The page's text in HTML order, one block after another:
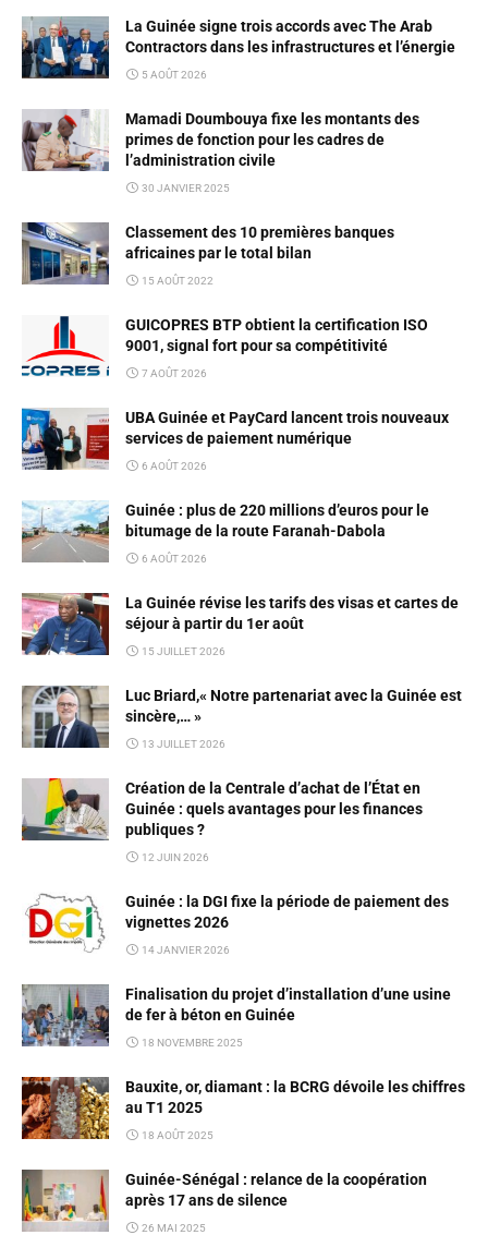
La Guinée signe trois accords avec The Arab
Contractors dans les infrastructures et l’énergie
5 AOÛT 2026
Mamadi Doumbouya fixe les montants des
primes de fonction pour les cadres de
l’administration civile
30 JANVIER 2025
Classement des 10 premières banques
africaines par le total bilan
15 AOÛT 2022
GUICOPRES BTP obtient la certification ISO
9001, signal fort pour sa compétitivité
7 AOÛT 2026
UBA Guinée et PayCard lancent trois nouveaux
services de paiement numérique
6 AOÛT 2026
Guinée : plus de 220 millions d’euros pour le
bitumage de la route Faranah-Dabola
6 AOÛT 2026
La Guinée révise les tarifs des visas et cartes de
séjour à partir du 1er août
15 JUILLET 2026
Luc Briard,« Notre partenariat avec la Guinée est
sincère,… »
13 JUILLET 2026
Création de la Centrale d’achat de l’État en
Guinée : quels avantages pour les finances
publiques ?
12 JUIN 2026
Guinée : la DGI fixe la période de paiement des
vignettes 2026
14 JANVIER 2026
Finalisation du projet d’installation d’une usine
de fer à béton en Guinée
18 NOVEMBRE 2025
Bauxite, or, diamant : la BCRG dévoile les chiffres
au T1 2025
18 AOÛT 2025
Guinée-Sénégal : relance de la coopération
après 17 ans de silence
26 MAI 2025